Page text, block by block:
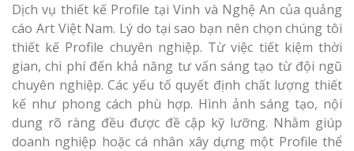
Dịch vụ thiết kế Profile tại Vinh và Nghệ An của quảng
cáo Art Việt Nam. Lý do tại sao bạn nên chọn chúng tôi
thiết kế Profile chuyên nghiệp. Từ việc tiết kiệm thời
gian, chi phí đến khả năng tư vấn sáng tạo từ đội ngũ
chuyên nghiệp. Các yếu tố quyết định chất lượng thiết
kế như phong cách phù hợp. Hình ảnh sáng tạo, nội
dung rõ ràng đều được đề cập kỹ lưỡng. Nhằm giúp
doanh nghiệp hoặc cá nhân xây dựng một Profile thể